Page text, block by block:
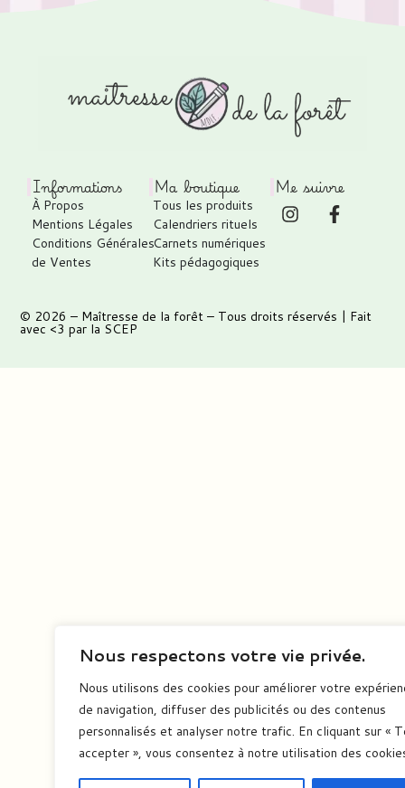
Nous respectons votre vie privée.
Nous utilisons des cookies pour améliorer votre
de navigation, diffuser des publicités ou des contenus
personnalisés et analyser notre trafic. En cliquant sur «
accepter », vous consentez à notre utilisation des
Informations
À Propos
Mentions Légales
Conditions Générales
de Ventes
Ma boutique
Tous les produits
Calendriers rituels
Carnets numériques
Kits pédagogiques
Me suivre
© 2026 – Maîtresse de la forêt – Tous droits réservés | Fait
avec <3 par la SCEP